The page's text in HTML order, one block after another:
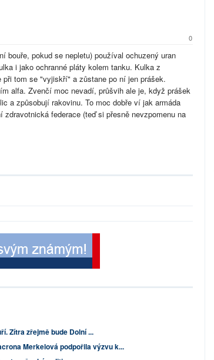
0
bouře, pokud se nepletu) používal ochuzený uran
i jako ochranné pláty kolem tanku. Kulka z
tom se "vyjiskří" a zůstane po ní jen prášek.
alfa. Zvenčí moc nevadí, průšvih ale je, když prášek
a způsobují rakovinu. To moc dobře ví jak armáda
federace (teď si přesně nevzpomenu na
Zítra zřejmě bude Dolní ...
Merkelová podpořila výzvu k...